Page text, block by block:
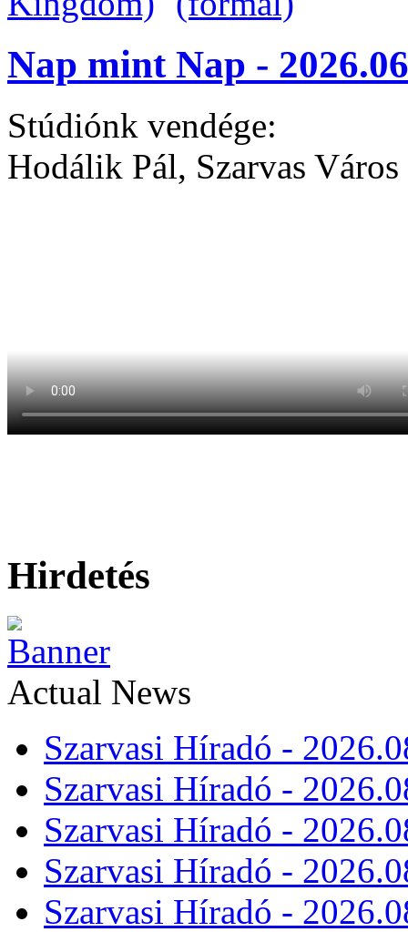
Nap mint Nap -
Stúdiónk vendége:
Hodálik Pál, Szarvas
Hirdetés
Actual News
Szarvasi Híradó -
Szarvasi Híradó -
Szarvasi Híradó -
Szarvasi Híradó -
Szarvasi Híradó -